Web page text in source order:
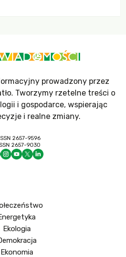
prowadzony przez
Tworzymy rzetelne treści o
i gospodarce, wspierając
i realne zmiany.
2657-9596
2657-9030
Ekologia
Ekonomia